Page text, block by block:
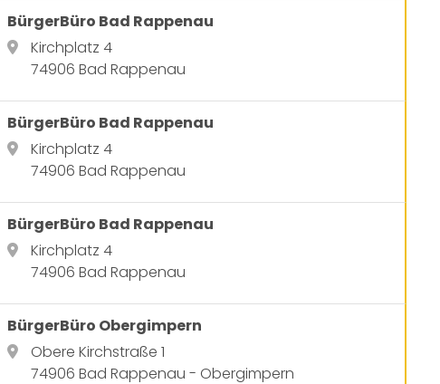
BürgerBüro Bad Rappenau
Kirchplatz 4
74906 Bad Rappenau
BürgerBüro Bad Rappenau
Kirchplatz 4
74906 Bad Rappenau
BürgerBüro Bad Rappenau
Kirchplatz 4
74906 Bad Rappenau
BürgerBüro Obergimpern
Obere Kirchstraße 1
74906 Bad Rappenau - Obergimpern